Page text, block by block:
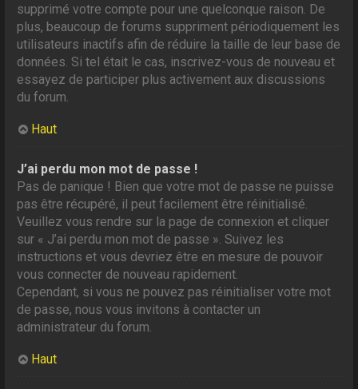
supprimé votre compte pour une quelconque raison. De
plus, beaucoup de forums suppriment périodiquement les
utilisateurs inactifs afin de réduire la taille de leur base de
données. Si tel était le cas, inscrivez-vous de nouveau et
essayez de participer plus activement aux discussions
du forum.
Haut
J’ai perdu mon mot de passe !
Pas de panique ! Bien que votre mot de passe ne puisse
pas être récupéré, il peut facilement être réinitialisé.
Veuillez vous rendre sur la page de connexion et cliquer
sur « J’ai perdu mon mot de passe ». Suivez les
instructions et vous devriez être en mesure de pouvoir
vous connecter de nouveau rapidement.
Cependant, si vous ne pouvez pas réinitialiser votre mot
de passe, nous vous invitons à contacter un
administrateur du forum.
Haut